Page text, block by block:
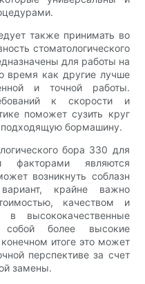
также принимать во
стоматологического
для работы на
время как другие лучше
и точной работы.
к скорости и
поможет сузить круг
подходящую бормашину.
бора 330 для
являются
возникнуть соблазн
крайне важно
качеством и
в высококачественные
более высокие
итоге это может
перспективе за счет
замены.